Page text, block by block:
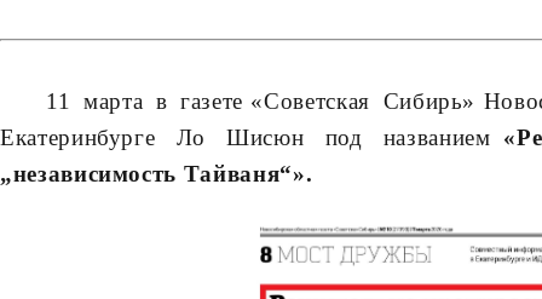
11 марта в газете «Советская Сибирь»
Екатеринбурге Ло Шисюн под названием
„независимость Тайваня“».